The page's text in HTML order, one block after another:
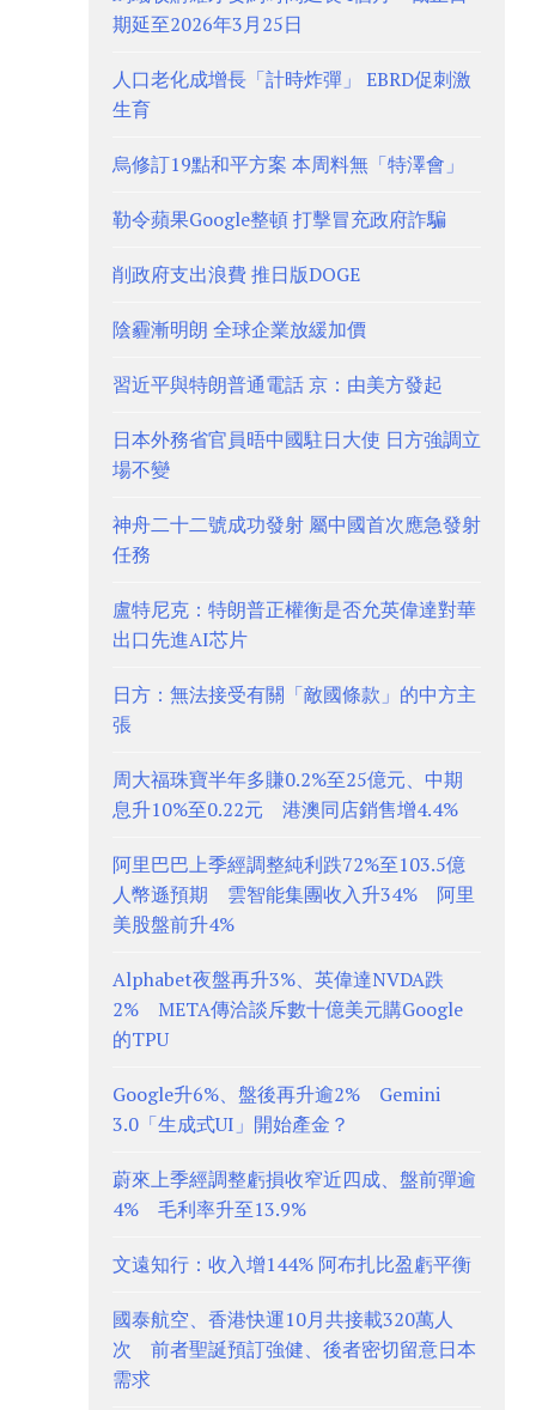
期延至2026年3月25日
人口老化成增長「計時炸彈」 EBRD促刺激
生育
烏修訂19點和平方案 本周料無「特澤會」
勒令蘋果Google整頓 打擊冒充政府詐騙
削政府支出浪費 推日版DOGE
陰霾漸明朗 全球企業放緩加價
習近平與特朗普通電話 京：由美方發起
日本外務省官員晤中國駐日大使 日方強調立
場不變
神舟二十二號成功發射 屬中國首次應急發射
任務
盧特尼克：特朗普正權衡是否允英偉達對華
出口先進AI芯片
日方：無法接受有關「敵國條款」的中方主
張
周大福珠寶半年多賺0.2%至25億元、中期
息升10%至0.22元 港澳同店銷售增4.4%
阿里巴巴上季經調整純利跌72%至103.5億
人幣遜預期 雲智能集團收入升34% 阿里
美股盤前升4%
Alphabet夜盤再升3%、英偉達NVDA跌
2% META傳洽談斥數十億美元購Google
的TPU
Google升6%、盤後再升逾2% Gemini
3.0「生成式UI」開始產金？
蔚來上季經調整虧損收窄近四成、盤前彈逾
4% 毛利率升至13.9%
文遠知行：收入增144% 阿布扎比盈虧平衡
國泰航空、香港快運10月共接載320萬人
次 前者聖誕預訂強健、後者密切留意日本
需求